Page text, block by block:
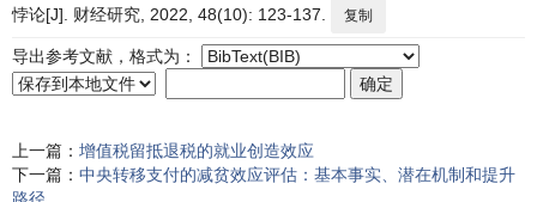
悖论[J]. 财经研究, 2022, 48(10): 123-137.
复制
导出参考文献，格式为：
上一篇： 增值税留抵退税的就业创造效应
下一篇： 中央转移支付的减贫效应评估 ： 基本事实
潜在机制和提升